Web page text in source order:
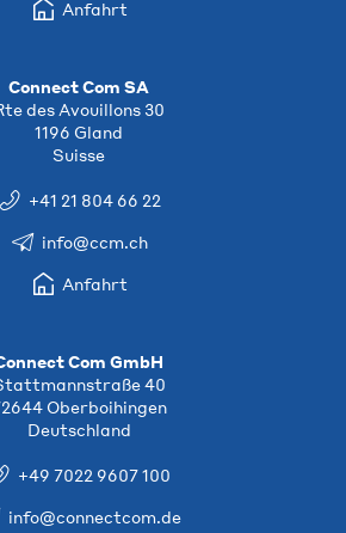
Anfahrt
Connect Com SA
des Avouillons 30
1196 Gland
Suisse
+41 21 804 66 22
info@ccm.ch
Anfahrt
Com GmbH
40
Oberboihingen
Deutschland
+49 7022 9607 100
info@connectcom.de